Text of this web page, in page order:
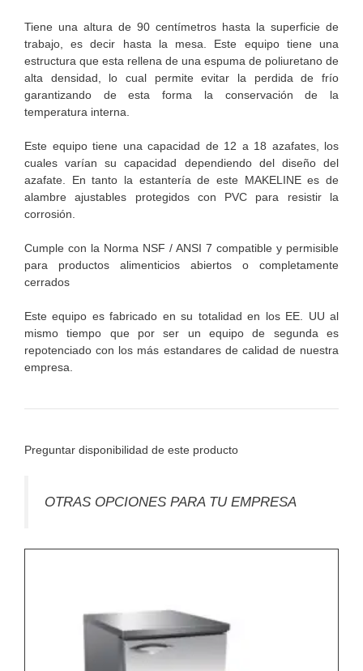
Tiene una altura de 90 centímetros hasta la superficie de
trabajo, es decir hasta la mesa. Este equipo tiene una
estructura que esta rellena de una espuma de poliuretano de
alta densidad, lo cual permite evitar la perdida de frío
garantizando de esta forma la conservación de la
temperatura interna.
Este equipo tiene una capacidad de 12 a 18 azafates, los
cuales varían su capacidad dependiendo del diseño del
azafate. En tanto la estantería de este MAKELINE es de
alambre ajustables protegidos con PVC para resistir la
corrosión.
Cumple con la Norma NSF / ANSI 7 compatible y permisible
para productos alimenticios abiertos o completamente
cerrados
Este equipo es fabricado en su totalidad en los EE. UU al
mismo tiempo que por ser un equipo de segunda es
repotenciado con los más estandares de calidad de nuestra
empresa.
Preguntar disponibilidad de este producto
OTRAS OPCIONES PARA TU EMPRESA